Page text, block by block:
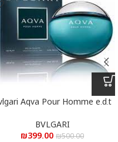
Aqva Pour Homme e.d.t
א.ד.ט 100 מ”ל
BVLGARI
₪500.00
₪399.00